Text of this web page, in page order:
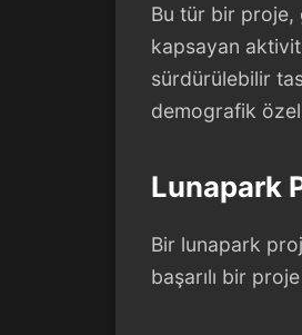
Bu tür bir proje,
kapsayan
sürdürülebilir
demografik
Lunapark
Bir lunapark
başarılı bir